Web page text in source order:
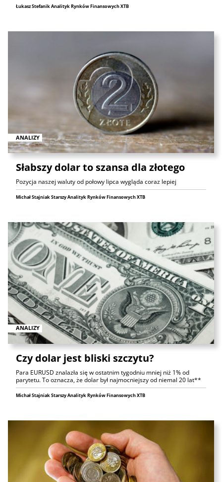
Łukasz Stefanik Analityk Rynków Finansowych XTB
ANALIZY
Słabszy dolar to szansa dla złotego
Pozycja naszej waluty od połowy lipca wygląda coraz lepiej
Michał Stajniak Starszy Analityk Rynków Finansowych XTB
ANALIZY
Czy dolar jest bliski szczytu?
Para EURUSD znalazła się w ostatnim tygodniu mniej niż 1% od
parytetu. To oznacza, że dolar był najmocniejszy od niemal 20 lat**
Michał Stajniak Starszy Analityk Rynków Finansowych XTB